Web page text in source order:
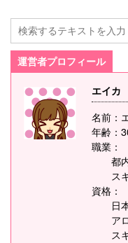
運営者プロフィール
エイカ
名前：
年齢：
職業：
都内
スキ
資格：
日本
アロ
スキ